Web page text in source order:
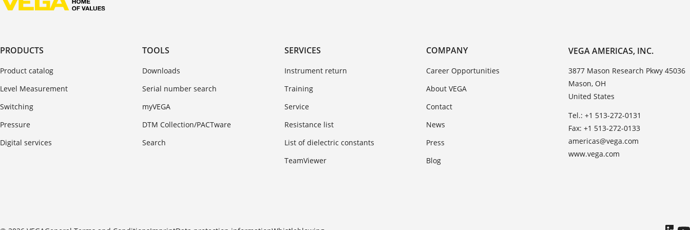
PRODUCTS
Product catalog
Level Measurement
Switching
Pressure
Digital services
TOOLS
Downloads
Serial number search
myVEGA
DTM Collection/PACTware
Search
SERVICES
Instrument return
Training
Service
Resistance list
List of dielectric constants
TeamViewer
COMPANY
Career Opportunities
About VEGA
Contact
News
Press
Blog
VEGA AMERICAS, INC.
3877 Mason Research Pkwy 45036
Mason, OH
United States
Tel.: +1 513-272-0131
Fax: +1 513-272-0133
americas@vega.com
www.vega.com